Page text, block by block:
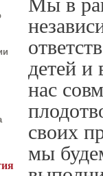
Мы в
детей и
нас
своих
мы